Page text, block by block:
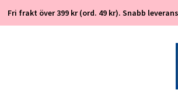
Fri frakt över 399 kr (ord. 49 kr). Snabb